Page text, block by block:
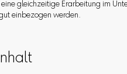
gleichzeitige Erarbeitung im
einbezogen werden.